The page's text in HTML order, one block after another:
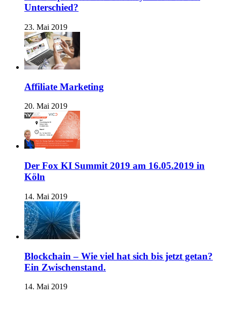
Unterschied?
23. Mai 2019
Affiliate Marketing
20. Mai 2019
Der Fox KI Summit 2019 am 16.05.2019 in
Köln
14. Mai 2019
Blockchain – Wie viel hat sich bis jetzt getan?
Ein Zwischenstand.
14. Mai 2019